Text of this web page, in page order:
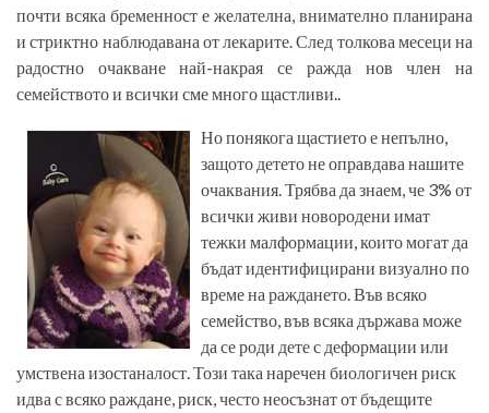
почти всяка бременност е желателна, внимателно планирана
и стриктно наблюдавана от лекарите. След толкова месеци на
радостно очакване най-накрая се ражда нов член на
семейството и всички сме много щастливи..
Но понякога щастието е непълно,
защото детето не оправдава нашите
очаквания. Трябва да знаем, че 3% от
всички живи новородени имат
тежки малформации, които могат да
бъдат идентифицирани визуално по
време на раждането. Във всяко
семейство, във всяка държава може
да се роди дете с деформации или
умствена изостаналост. Този така наречен биологичен риск
идва с всяко раждане, риск, често неосъзнат от бъдещите